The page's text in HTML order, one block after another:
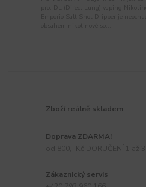
Zboží reálně skladem
Doprava ZDARMA!
Zákaznický servis